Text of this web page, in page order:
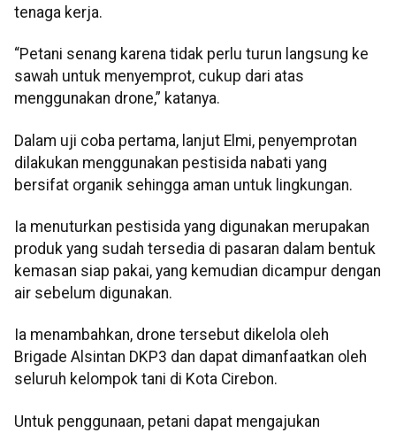
tenaga kerja.
“Petani senang karena tidak perlu turun langsung ke
sawah untuk menyemprot, cukup dari atas
menggunakan drone,” katanya.
Dalam uji coba pertama, lanjut Elmi, penyemprotan
dilakukan menggunakan pestisida nabati yang
bersifat organik sehingga aman untuk lingkungan.
Ia menuturkan pestisida yang digunakan merupakan
produk yang sudah tersedia di pasaran dalam bentuk
kemasan siap pakai, yang kemudian dicampur dengan
air sebelum digunakan.
Ia menambahkan, drone tersebut dikelola oleh
Brigade Alsintan DKP3 dan dapat dimanfaatkan oleh
seluruh kelompok tani di Kota Cirebon.
Untuk penggunaan, petani dapat mengajukan